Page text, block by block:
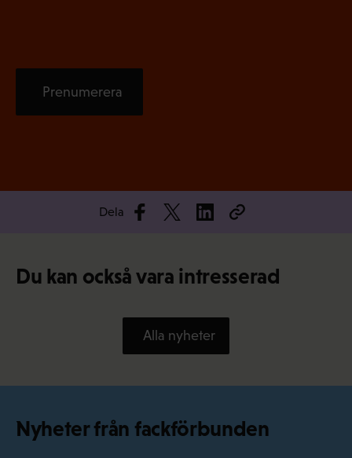
Prenumerera
Dela
Du kan också vara intresserad
Alla nyheter
Nyheter från fackförbunden